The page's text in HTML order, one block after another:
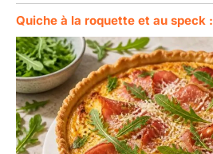
Quiche à la roquette et au speck